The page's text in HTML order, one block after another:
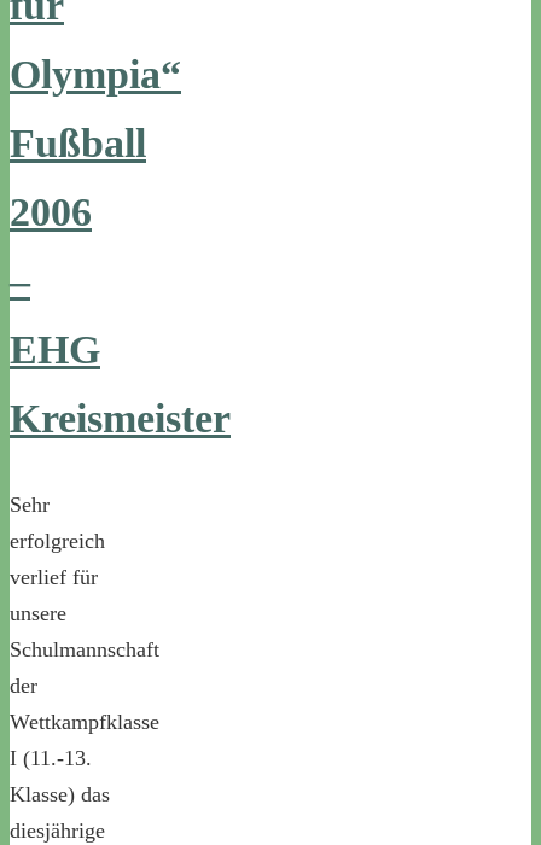
Olympia“
Fußball
2006
–
EHG
Kreismeister
Sehr
erfolgreich
verlief für
unsere
Schulmannschaft
der
Wettkampfklasse
I (11.-13.
Klasse) das
diesjährige